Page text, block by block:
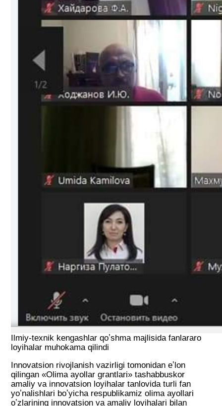
Ilmiy-texnik kengashlar qoʼshma majlisida fanlararo
loyihalar muhokama qilindi
Innovatsion rivojlanish vazirligi tomonidan eʼlon
qilingan «Olima ayollar grantlari» tashabbuskor
amaliy va innovatsion loyihalar tanlovida turli fan
yoʼnalishlari boʼyicha respublikamiz olima ayollari
oʼzlarining innovatsion va amaliy loyihalari bilan